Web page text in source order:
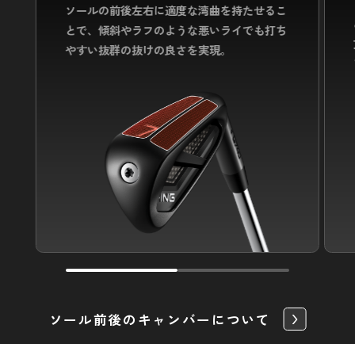
ソールの前後左右に適度な湾曲を持たせるこ
とで、 傾斜やラフのような悪いライでも打ち
やすい抜群の抜けの良さを実現。
ソール前後のキャンバーについて